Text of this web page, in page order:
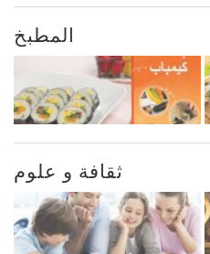
المطبخ
ثقافة و علوم